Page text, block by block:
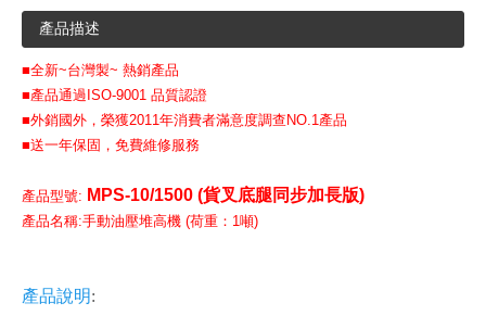
產品描述
■全新~台灣製~ 熱銷產品
■產品通過ISO-9001 品質認證
■外銷國外，榮獲2011年消費者滿意度調查NO.1產品
■送一年保固，免費維修服務
產品型號: MPS-10/1500 (貨叉底腿同步加長版)
產品名稱:手動油壓堆高機 (荷重：1噸)
產品說明: